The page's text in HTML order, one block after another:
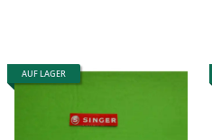
AUF LAGER